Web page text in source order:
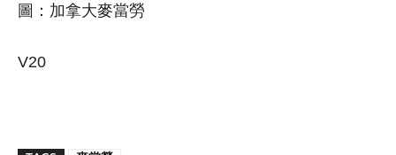
圖：加拿大麥當勞
V20